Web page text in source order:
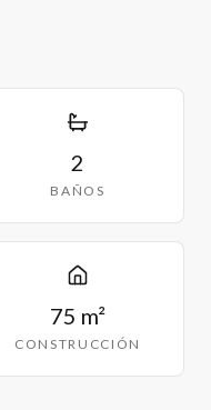
2
BAÑOS
75 m²
CONSTRUCCIÓN